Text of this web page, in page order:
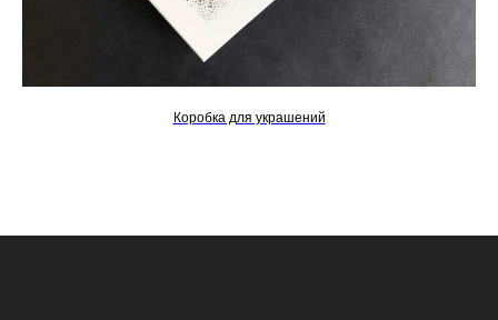
Коробка для украшений